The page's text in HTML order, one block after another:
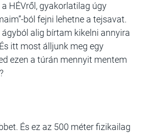
HÉVről, gyakorlatilag úgy
ból fejni lehetne a tejsavat.
alig bírtam kikelni annyira
itt most álljunk meg egy
ezen a túrán mennyit mentem
És ez az 500 méter fizikailag